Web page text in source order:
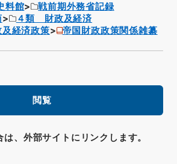
料館
戦前期外務省記録
４類 財政及経済
経済政策
帝国財政政策関係雑纂
閲覧
、外部サイトにリンクします。